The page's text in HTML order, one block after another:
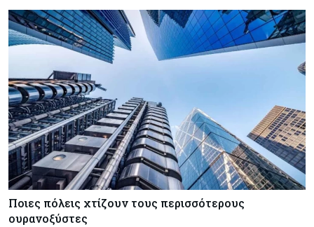
Ποιες πόλεις χτίζουν τους περισσότερους
ουρανοξύστες